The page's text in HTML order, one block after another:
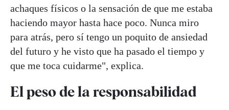
achaques físicos o la sensación de que me estaba
haciendo mayor hasta hace poco. Nunca miro
para atrás, pero sí tengo un poquito de ansiedad
del futuro y he visto que ha pasado el tiempo y
que me toca cuidarme", explica.
El peso de la responsabilidad